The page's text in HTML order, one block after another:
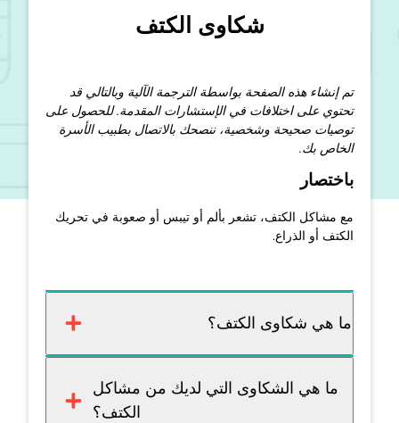
شكاوى الكتف
تم إنشاء هذه الصفحة بواسطة الترجمة الآلية وبالتالي قد
تحتوي على اختلافات في الإستشارات المقدمة. للحصول على
توصيات صحيحة وشخصية، ننصحك بالاتصال بطبيب الأسرة
الخاص بك.
باختصار
مع مشاكل الكتف، تشعر بألم أو تيبس أو صعوبة في تحريك
الكتف أو الذراع.
ما هي شكاوى الكتف؟
ما هي الشكاوى التي لديك من مشاكل
الكتف؟